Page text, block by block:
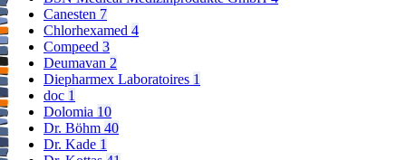
Betadona Wund-Gel beeinträchtigen.
Wenn Sie eine Lithiumtherapie erhalten, soll Betadona Wund-Gel
mit Vorsicht und nur kurzfristig angewendet werden. In diesem Fall
können größere Iod-Mengen über die Haut aufgenommen werden.
Schwangerschaft, Stillzeit und Fortpflanzungsfähigkeit
Wenn Sie schwanger sind oder stillen, oder wenn Sie vermuten,
schwanger zu sein oder beabsichtigen, schwanger zu werden, fragen
Sie vor der Anwendung dieses Arzneimittels Ihren Arzt oder
Canesten 7
Chlorhexamed 4
Compeed 3
Deumavan 2
Diepharmex Laboratoires 1
doc 1
Dolomia 10
Dr. Böhm 40
Dr. Kade 1